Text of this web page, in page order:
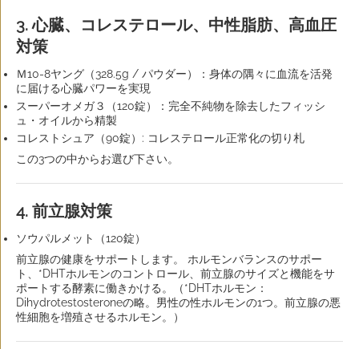
3. 心臓、コレステロール、中性脂肪、高血圧
対策
Ｍ10-8ヤング（328.5g / パウダー）：身体の隅々に血流を活発
に届ける心臓パワーを実現
スーパーオメガ３（120錠）：完全不純物を除去したフィッシ
ュ・オイルから精製
コレストシュア（90錠）: コレステロール正常化の切り札
この3つの中からお選び下さい。
4. 前立腺対策
ソウパルメット（120錠）
前立腺の健康をサポートします。 ホルモンバランスのサポー
ト、*DHTホルモンのコントロール、前立腺のサイズと機能をサ
ポートする酵素に働きかける。（*DHTホルモン：
Dihydrotestosteroneの略。男性の性ホルモンの1つ。前立腺の悪
性細胞を増殖させるホルモン。）